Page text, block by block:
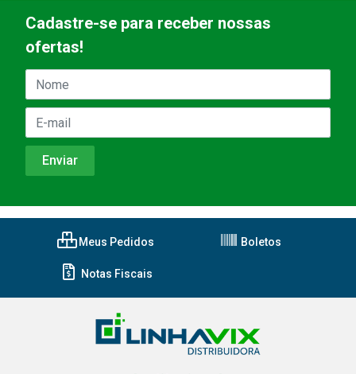
Cadastre-se para receber nossas
ofertas!
Meus Pedidos Boletos
Notas Fiscais